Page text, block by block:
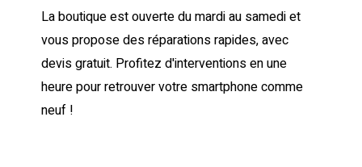
La boutique est ouverte du mardi au samedi et
vous propose des réparations rapides, avec
devis gratuit. Profitez d'interventions en une
heure pour retrouver votre smartphone comme
neuf !